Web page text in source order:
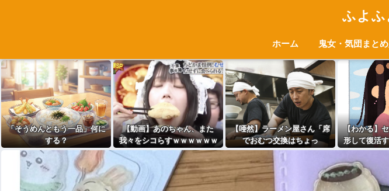
ふよふ
ホーム 鬼女・気団まと
「そうめんともう一品」何に
する？
【動画】あのちゃん、また
我々をシコらすｗｗｗｗｗｗ
ｗｗｗｗｗｗｗｗｗｗｗｗｗ
ｗｗｗｗｗ
【唖然】ラーメン屋さん「席
でおむつ交換はちょっ
と・・」 パパ「子どもとか
育てたことないから分かんな
いんだろうねｗ」⇒！！！
【わかる】
形して復活
(´